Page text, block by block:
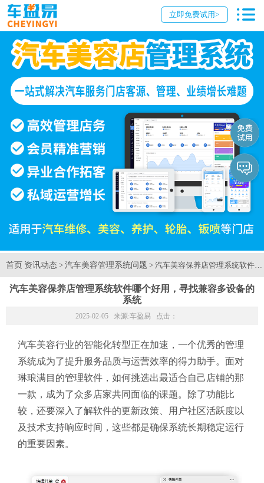
立即免费试用>
首页 资讯动态 > 汽车美容管理系统问题 > 汽车美容保养店管理系统软件
汽车美容保养店管理系统软件哪个好用，寻找兼容多设备的
系统
2025-02-05 来源:车盈易 点击：
汽车美容行业的智能化转型正在加速，一个优秀的管理
系统成为了提升服务品质与运营效率的得力助手。面对
琳琅满目的管理软件，如何挑选出最适合自己店铺的那
一款，成为了众多店家共同面临的课题。除了功能比
较，还要深入了解软件的更新政策、用户社区活跃度以
及技术支持响应时间，这些都是确保系统长期稳定运行
的重要因素。